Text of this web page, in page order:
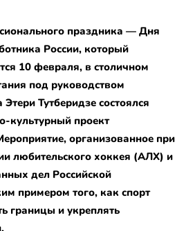
праздника — Дня
России, который
10 февраля, в столичном
под руководством
Тутберидзе состоялся
культурный проект
организованное при
любительского хоккея (АЛХ) и
дел Российской
примером того, как спорт
границы и укреплять